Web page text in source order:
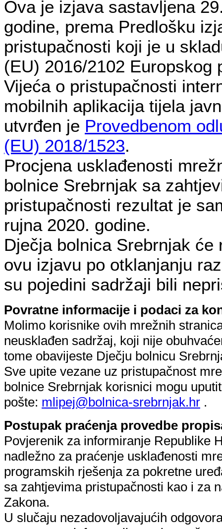
Ova je izjava sastavljena
godine, prema Predlošku
pristupačnosti koji je u
(EU) 2016/2102 Europskog
Vijeća o pristupačnosti
mobilnih aplikacija tijela
utvrđen je Provedbenom
(EU) 2018/1523.
Procjena usklađenosti
bolnice Srebrnjak sa
pristupačnosti rezultat je
rujna 2020. godine.
Dječja bolnica Srebrnjak će
ovu izjavu po otklanjanju
su pojedini sadržaji bili
Povratne informacije i podaci za
Molimo korisnike ovih mrežnih
neusklađen sadržaj, koji nije
tome obavijeste Dječju bolnicu
Sve upite vezane uz pristupačnost
bolnice Srebrnjak korisnici mogu
pošte: mlipej@bolnica-srebrnjak.hr .
Postupak praćenja provedbe
Povjerenik za informiranje Republike
nadležno za praćenje usklađenosti
programskih rješenja za pokretne
sa zahtjevima pristupačnosti kao i za
Zakona.
U slučaju nezadovoljavajućih